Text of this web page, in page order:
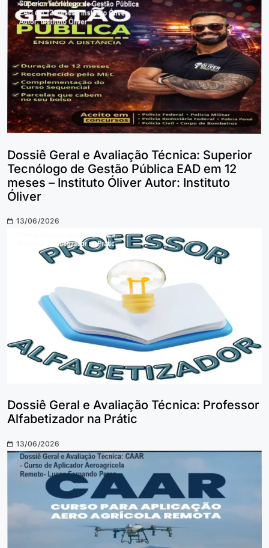
Dossiê Geral e Avaliação Técnica: Superior
Tecnólogo de Gestão Pública EAD em 12
meses – Instituto Óliver Autor: Instituto
Óliver
13/06/2026
Dossiê Geral e Avaliação Técnica: Professor
Alfabetizador na Prátic
13/06/2026